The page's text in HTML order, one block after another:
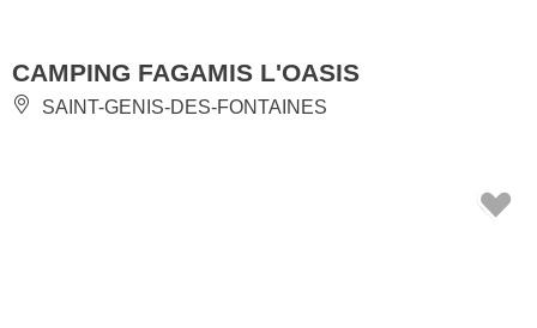
CAMPING FAGAMIS L'OASIS
SAINT-GENIS-DES-FONTAINES